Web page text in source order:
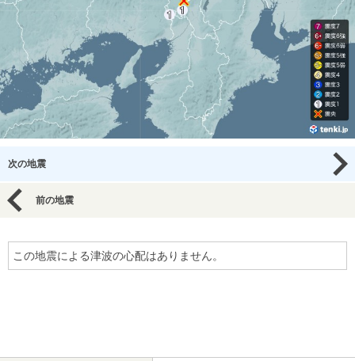
次の地震
前の地震
この地震による津波の心配はありません。